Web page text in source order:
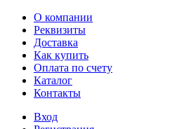
О компании
Реквизиты
Доставка
Как купить
Оплата по счету
Каталог
Контакты
Вход